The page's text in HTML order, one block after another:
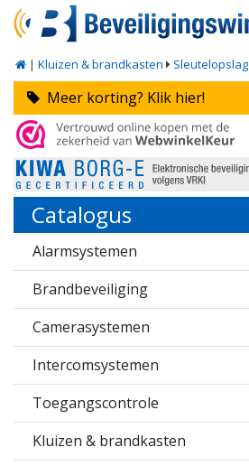
| Kluizen & brandkasten Sleutelopslag
Meer korting? Klik hier!
Catalogus
Alarmsystemen
Brandbeveiliging
Camerasystemen
Intercomsystemen
Toegangscontrole
Kluizen & brandkasten